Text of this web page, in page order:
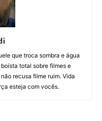
que troca sombra e água
total sobre filmes e
recusa filme ruim. Vida
esteja com vocês.